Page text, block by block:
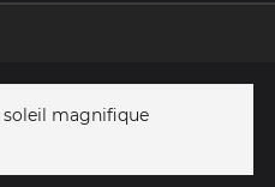
soleil magnifique